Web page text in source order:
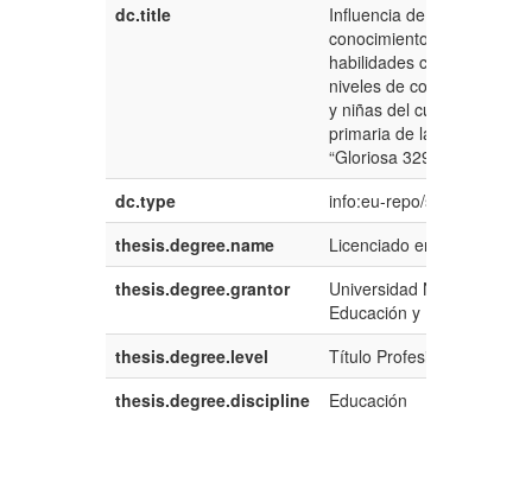
dc.title
Influencia de los
conocimiento en la
habilidades cognoscitivas
niveles de comprensión
y niñas del cuarto grado
primaria de la institución
“Gloriosa 329”
dc.type
info:eu-repo/semantics/
thesis.degree.name
Licenciado en Educación
thesis.degree.grantor
Universidad Nacional del
Educación y Humanidades
thesis.degree.level
Título Profesional
thesis.degree.discipline
Educación